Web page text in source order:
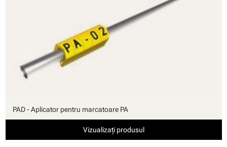
PAD - Aplicator pentru marcatoare PA
Vizualizați produsul